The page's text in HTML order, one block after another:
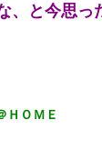
、と今思っ
ＨＯＭＥ